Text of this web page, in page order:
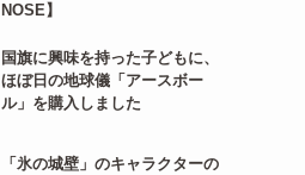
NOSE】
国旗に興味を持った子どもに、
ほぼ日の地球儀「アースボー
ル」を購入しました
「氷の城壁」のキャラクターの